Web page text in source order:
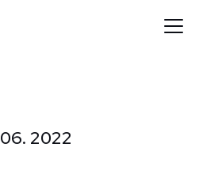
2022